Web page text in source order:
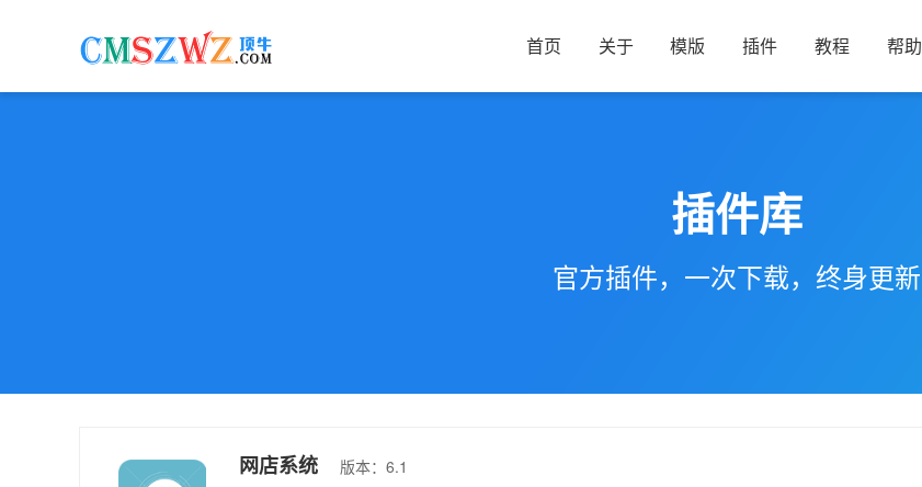
首页 关于 模版 插件 教程 帮助
插件库
官方插件，一次下载，终身更新
网店系统
版本：6.1